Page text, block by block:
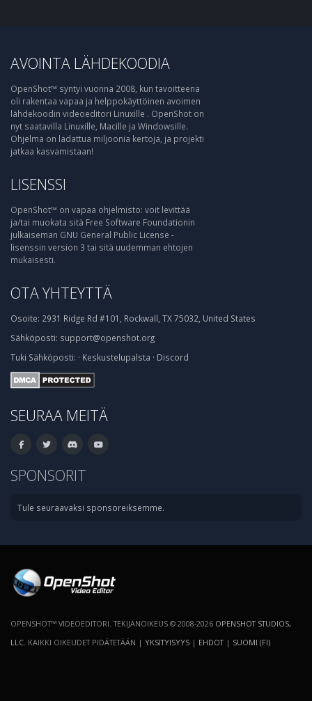
AVOINTA LÄHDEKOODIA
OpenShot™ syntyi vuonna 2008, kun tavoitteena
oli rakentaa vapaa ja helppokäyttöinen avoimen
lähdekoodin videoeditori Linuxille . OpenShot on
nyt saatavilla Linuxille, Macille ja Windowsille.
Ohjelma on ladattua miljoonia kertoja, ja projekti
jatkaa kasvamistaan!
LISENSSI
OpenShot™ on vapaa ohjelmisto: voit levittää
ja/tai muokata sitä Free Software Foundationin
julkaiseman GNU General Public License -
lisenssin version 3 tai sitä uudemman ehtojen
mukaisesti.
OTA YHTEYTTÄ
Osoite: 2931 Ridge Rd #101, Rockwall, TX 75032, United States
Sähköposti: support@openshot.org
Tuki Sähköposti: · Keskustelupalsta · Discord
SEURAA MEITÄ
SPONSORIT
Tule seuraavaksi sponsoreiksemme.
OPENSHOT™ VIDEOEDITORI. TEKIJÄNOIKEUS © 2008-2026 OPENSHOT STUDIOS,
LLC . KAIKKI OIKEUDET PIDÄTETÄÄN | YKSITYISYYS | EHDOT| SUOMI (FI)